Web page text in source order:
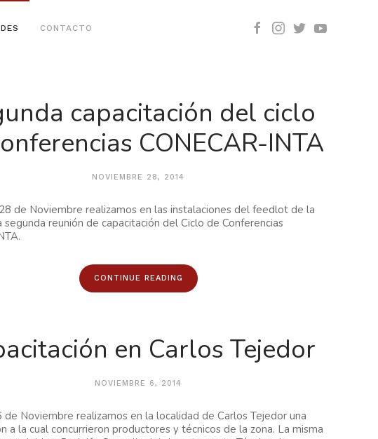
CONTACTO
capacitación del ciclo
CONECAR-INTA
NOVIEMBRE 28, 2014
de Noviembre realizamos en las instalaciones del feedlot de la
segunda reunión de capacitación del Ciclo de Conferencias
CONTINUE READING
en Carlos Tejedor
NOVIEMBRE 6, 2014
de Noviembre realizamos en la localidad de Carlos Tejedor una
a la cual concurrieron productores y técnicos de la zona. La misma